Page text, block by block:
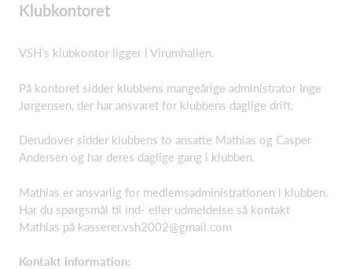
Klubkontoret
VSH’s klubkontor ligger i Virumhallen.
På kontoret sidder klubbens mangeårige administrator Inge
Jørgensen, der har ansvaret for klubbens daglige drift.
Derudover sidder klubbens to ansatte Mathias og Casper
Andersen og har deres daglige gang i klubben.
Mathias er ansvarlig for medlemsadministrationen i klubben.
Har du spørgsmål til ind- eller udmeldelse så kontakt
Mathias på kasserer.vsh2002@gmail.com
Kontakt information: